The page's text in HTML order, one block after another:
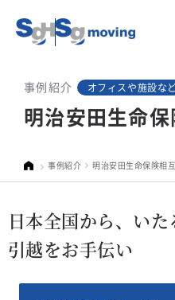
事例紹介 オフィスや施設な
明治安田生命
事例紹介 明治安田生命保険相
日本全国から、い
引越をお手伝い